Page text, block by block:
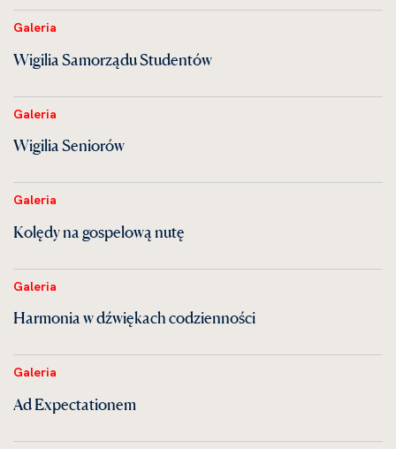
Galeria
Wigilia Samorządu Studentów
Galeria
Wigilia Seniorów
Galeria
Kolędy na gospelową nutę
Galeria
Harmonia w dźwiękach codzienności
Galeria
Ad Expectationem